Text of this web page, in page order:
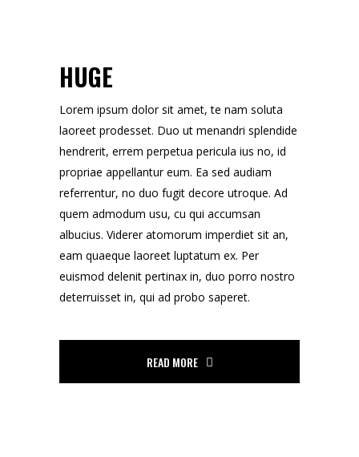
HUGE
Lorem ipsum dolor sit amet, te nam soluta
laoreet prodesset. Duo ut menandri splendide
hendrerit, errem perpetua pericula ius no, id
propriae appellantur eum. Ea sed audiam
referrentur, no duo fugit decore utroque. Ad
quem admodum usu, cu qui accumsan
albucius. Viderer atomorum imperdiet sit an,
eam quaeque laoreet luptatum ex. Per
euismod delenit pertinax in, duo porro nostro
deterruisset in, qui ad probo saperet.
READ MORE